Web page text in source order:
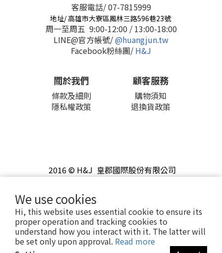
We use cookies
Hi, this website uses essential cookie to ensure its
proper operation and tracking cookies to
understand how you interact with it. The latter will
be set only upon approval. Read more
客服電話/ 07-7815999
地址/ 高雄市大寮區鳳林三路596巷23號
周一至周五 9:00-12:00 / 13:00-18:00
LINE@官方帳號/@huangjun.tw
Facebook粉絲團/ H&J
關於我們
條款及細則
隱私權政策
顧客服務
購物須知
退換貨政策
2016 © H&J 皇郡國際股份有限公司